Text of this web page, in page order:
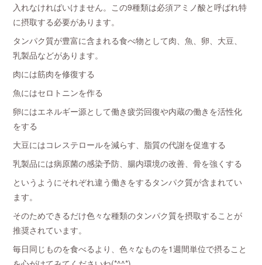
入れなければいけません。この9種類は必須アミノ酸と呼ばれ特
に摂取する必要があります。
タンパク質が豊富に含まれる食べ物として肉、魚、卵、大豆、
乳製品などがあります。
肉には筋肉を修復する
魚にはセロトニンを作る
卵にはエネルギー源として働き疲労回復や内蔵の働きを活性化
をする
大豆にはコレステロールを減らす、脂質の代謝を促進する
乳製品には病原菌の感染予防、腸内環境の改善、骨を強くする
というようにそれぞれ違う働きをするタンパク質が含まれてい
ます。
そのためできるだけ色々な種類のタンパク質を摂取することが
推奨されています。
毎日同じものを食べるより、色々なものを1週間単位で摂ること